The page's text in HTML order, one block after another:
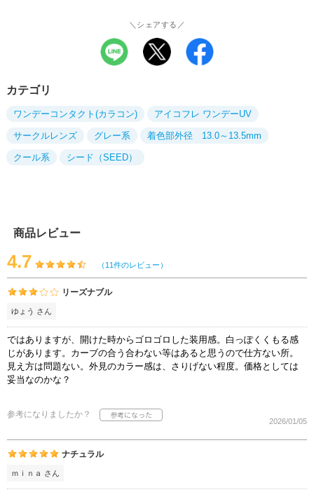
＼シェアする／
カテゴリ
ワンデーコンタクト(カラコン) アイコフレ ワンデーUV
サークルレンズ グレー系 着色部外径 13.0～13.5mm
クール系 シード（SEED）
商品レビュー
4.7 （11件のレビュー）
リーズナブル
ゆょう さん
ではありますが、開けた時からゴロゴロした装用感。白っぽくくもる感
じがあります。カーブの合う合わない等はあると思うので仕方ない所。
見え方は問題ない。外見のカラー感は、さりげない程度。価格としては
妥当なのかな？
参考になりましたか？
2026/01/05
ナチュラル
ｍｉｎａ さん